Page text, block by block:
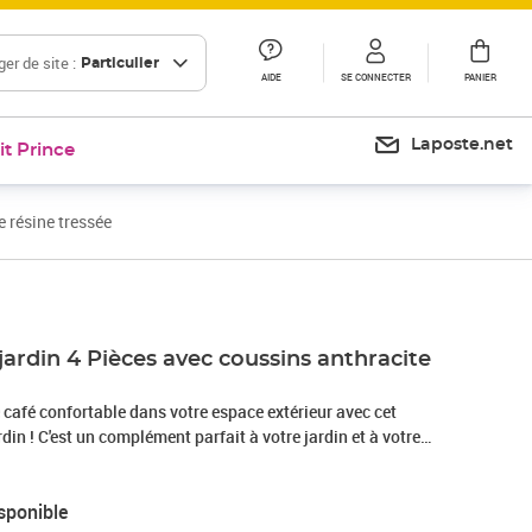
de site : Particulier
AIDE SE CONNECTER PANIER
Prince Laposte.net
résine tressée
4 Pièces avec coussins anthracite
confortable dans votre espace extérieur avec cet
! C'est un complément parfait à votre jardin et à votre
durable ! Matériau résistant aux intempéries : le poly
de temps. Il est plus économique que d'autres matériaux,